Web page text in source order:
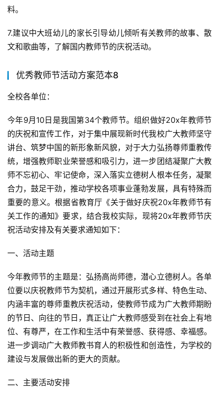
料。
7.建议中大班幼儿的家长引导幼儿倾听有关教师的故事、散
文和歌曲等，了解国内教师节的庆祝活动。
优秀教师节活动方案范本8
全校各单位：
今年9月10日是我国第34个教师节。组织做好20x年教师节
的庆祝和宣传工作，对于集中展现新时代我校广大教师坚守
讲台、筑梦中国的新形象新风貌，对于大力弘扬尊师重教传
统，增强教师职业荣誉感和吸引力，进一步团结凝聚广大教
师不忘初心、牢记使命，深入落实立德树人根本任务，凝聚
合力，鼓足干劲，推动学校各项事业蓬勃发展，具有特殊而
重要的意义。根据省教育厅《关于做好庆祝20x年教师节有
关工作的通知》要求，结合我校实际，现将20x年教师节庆
祝活动安排及有关要求通知如下：
一、活动主题
今年教师节的主题是：弘扬高尚师德，潜心立德树人。各单
位要以庆祝教师节为契机，通过开展形式多样、特色生动、
内涵丰富的尊师重教庆祝活动，使教师节成为广大教师期盼
的节日、向往的节日，真正让广大教师感受到在社会上有地
位、有尊严，在工作和生活中有荣誉感、获得感、幸福感。
进一步调动广大教师教书育人的积极性和创造性，为学校的
建设与发展做出新的更大的贡献。
二、主要活动安排